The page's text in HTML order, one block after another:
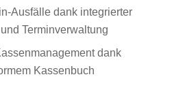
Ausfälle dank integrierter
Terminverwaltung
dank
Kassenbuch